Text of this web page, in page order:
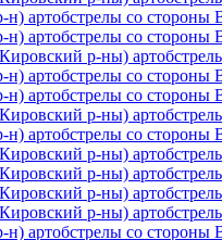
н) артобстрелы со
н) артобстрелы со
р-ны)
н) артобстрелы со
н) артобстрелы со
р-ны)
н) артобстрелы со
р-ны)
р-ны)
р-ны)
р-ны)
н) артобстрелы со